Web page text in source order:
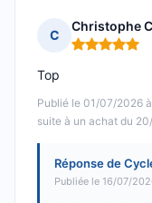
C
Christophe
Note : 5 sur 5
Publié le 01/07/2026 à
suite à un achat du
Top
Réponse de
Publiée le 16/07/